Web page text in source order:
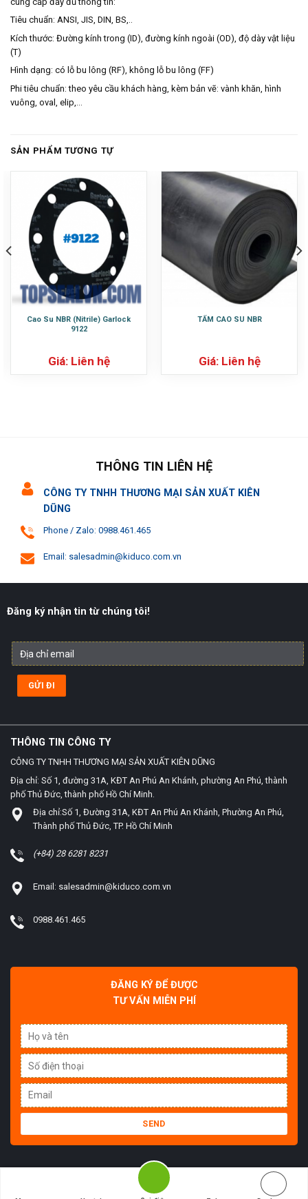
Tiêu chuẩn: ANSI, JIS, DIN, BS,..
Kích thước: Đường kính trong (ID), đường kính ngoài (OD), độ dày vật liệu
(T)
Hình dạng: có lỗ bu lông (RF), không lỗ bu lông (FF)
Phi tiêu chuẩn: theo yêu cầu khách hàng, kèm bản vẽ: vành khăn, hình
vuông, oval, elip,…
SẢN PHẨM TƯƠNG TỰ
Cao Su NBR (Nitrile) Garlock
9122
Giá: Liên hệ
TẤM CAO SU NBR
Giá: Liên hệ
THÔNG TIN LIÊN HỆ
CÔNG TY TNHH THƯƠNG MẠI SẢN XUẤT KIÊN
DŨNG
Phone / Zalo: 0988.461.465
Email: salesadmin@kiduco.com.vn
Đăng ký nhận tin từ chúng tôi!
THÔNG TIN CÔNG TY
CÔNG TY TNHH THƯƠNG MẠI SẢN XUẤT KIÊN DŨNG
Địa chỉ: Số 1, đường 31A, KĐT An Phú An Khánh, phường An Phú, thành
phố Thủ Đức, thành phố Hồ Chí Minh.
Địa chỉ:Số 1, Đường 31A, KĐT An Phú An Khánh, Phường An Phú,
Thành phố Thủ Đức, TP. Hồ Chí Minh
(+84) 28 6281 8231
Email: salesadmin@kiduco.com.vn
0988.461.465
ĐĂNG KÝ ĐỂ ĐƯỢC
TƯ VẤN MIỄN PHÍ
CÔNG TY TNHH THƯƠNG MẠI SẢN XUẤT KIÊN DŨNG